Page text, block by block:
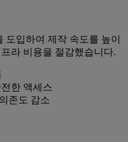
도입하여 제작 속도를 높이
라 비용을 절감했습니다.
한 액세스
존도 감소